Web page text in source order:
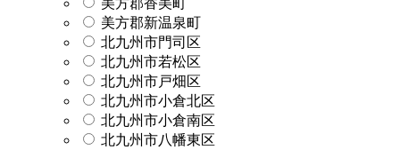
美方郡新温泉町
北九州市門司区
北九州市若松区
北九州市戸畑区
北九州市小倉北区
北九州市小倉南区
北九州市八幡東区